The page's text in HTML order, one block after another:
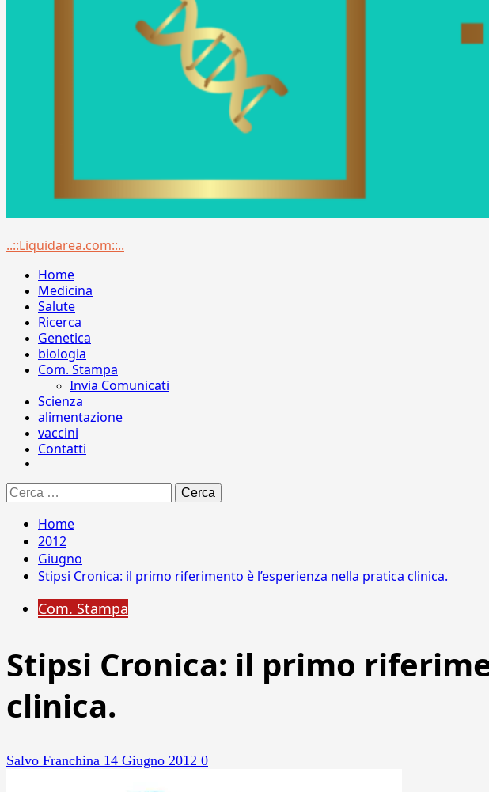
Menu
..::Liquidarea.com::..
Home
Medicina
Salute
Ricerca
Genetica
biologia
Com. Stampa
Invia Comunicati
Scienza
alimentazione
vaccini
Contatti
Ricerca
per:
Home
2012
Giugno
Stipsi Cronica: il primo riferimento è l’esperienza nella pratica clinica.
Com. Stampa
Stipsi Cronica: il primo
clinica.
Salvo Franchina 14 Giugno 2012 0